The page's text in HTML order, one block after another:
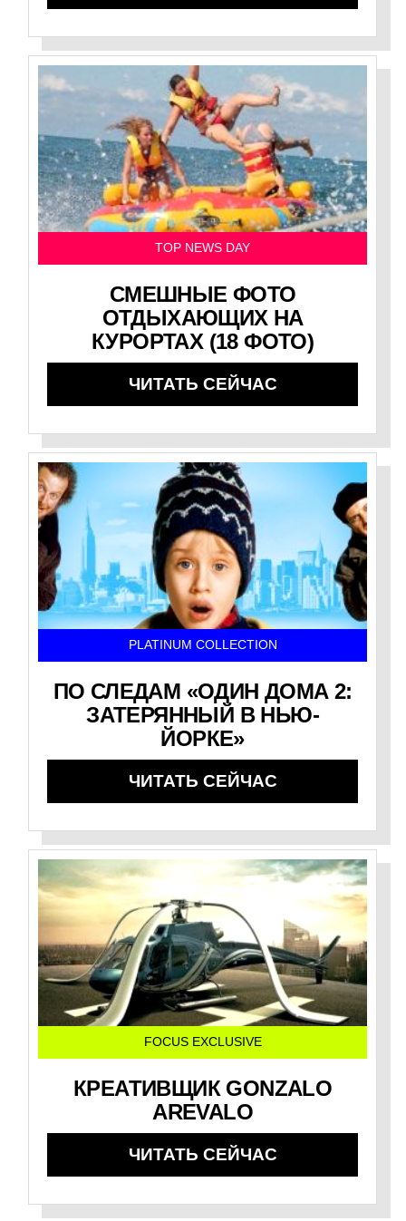
TOP NEWS DAY
СМЕШНЫЕ ФОТО
ОТДЫХАЮЩИХ НА
КУРОРТАХ (18 ФОТО)
ЧИТАТЬ СЕЙЧАС
PLATINUM COLLECTION
ПО СЛЕДАМ «ОДИН ДОМА 2:
ЗАТЕРЯННЫЙ В НЬЮ-
ЙОРКЕ»
ЧИТАТЬ СЕЙЧАС
FOCUS EXCLUSIVE
КРЕАТИВЩИК GONZALO
AREVALO
ЧИТАТЬ СЕЙЧАС